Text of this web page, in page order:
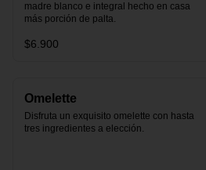
madre blanco e integral hecho en casa
más porción de palta.
$6.900
Omelette
Disfruta un exquisito omelette con hasta
tres ingredientes a elección.